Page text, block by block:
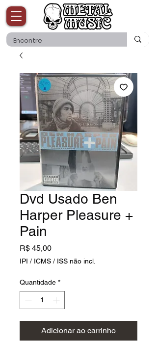
Dvd Usado Ben
Harper Pleasure +
Pain
R$ 45,00Preço
IPI / ICMS / ISS não incl.
Quantidade *
Adicionar ao carrinho